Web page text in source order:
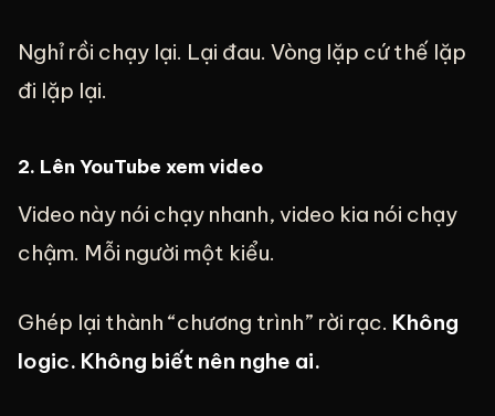
Nghỉ rồi chạy lại. Lại đau. Vòng lặp cứ thế lặp
đi lặp lại.
2. Lên YouTube xem video
Video này nói chạy nhanh, video kia nói chạy
chậm. Mỗi người một kiểu.
Ghép lại thành “chương trình” rời rạc. Không
logic. Không biết nên nghe ai.